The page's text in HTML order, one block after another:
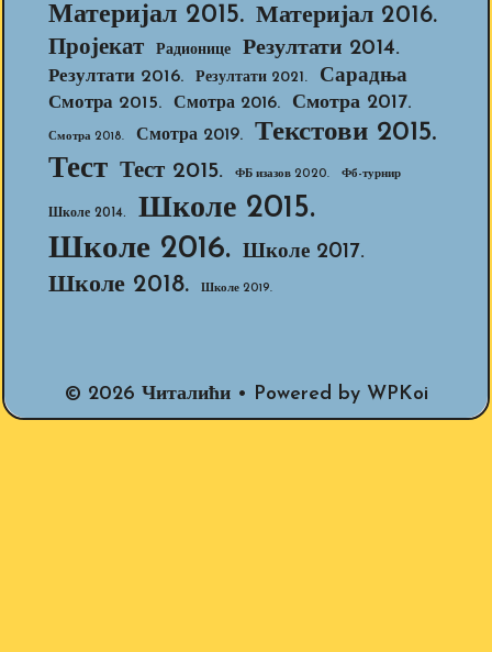
Материјал 2015. Материјал 2016.
Пројекат Радионице Резултати 2014.
Резултати 2016. Резултати 2021. Сарадња
Смотра 2015. Смотра 2016. Смотра 2017.
Смотра 2018. Смотра 2019. Текстови 2015.
Тест Тест 2015. ФБ изазов 2020. Фб-турнир
Школе 2014.
Школе 2015.
Школе 2016. Школе 2017.
Школе 2018. Школе 2019.
© 2026 Читалићи• Powered by WPKoi